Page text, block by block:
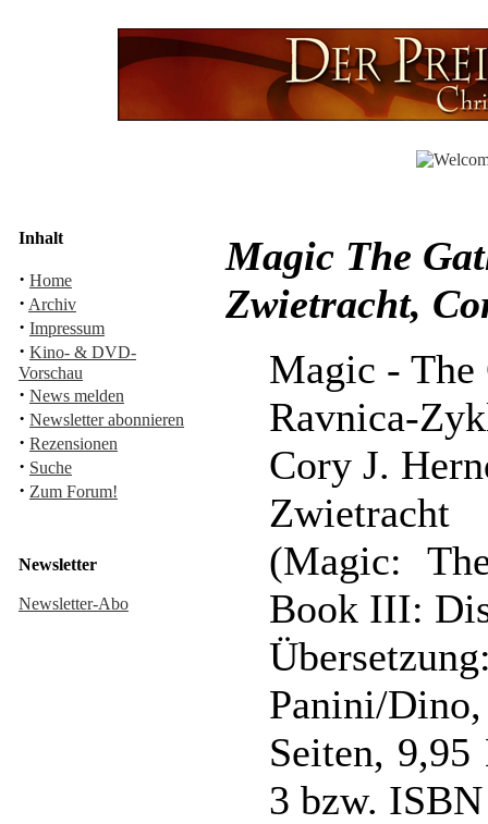
Inhalt
· Home
· Archiv
· Impressum
· Kino- & DVD-
Vorschau
· News melden
· Newsletter abonnieren
· Rezensionen
· Suche
· Zum Forum!
Newsletter
Newsletter-Abo
Magic The
Zwietracht,
Magic - The
Ravnica-
Cory J.
Zwietracht
(Magic:
Book III:
Panini/
Seiten,
3 bzw.